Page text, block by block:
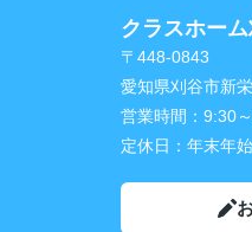
クラスホー
〒448-0843
愛知県刈谷市新
営業時間： 9:30
定休日： 年末年